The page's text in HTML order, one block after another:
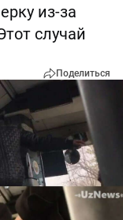
из-за
случай
Поделиться